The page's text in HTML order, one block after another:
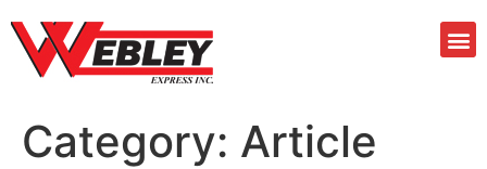
Category: Article